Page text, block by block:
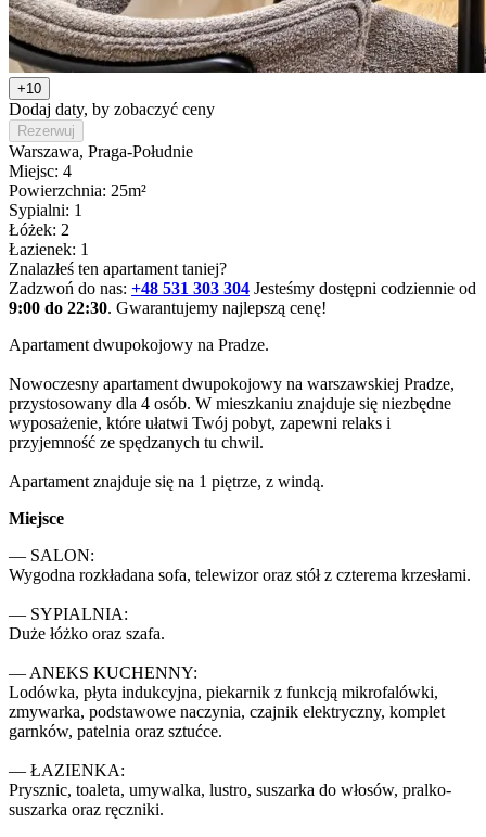
+10
Dodaj daty, by zobaczyć ceny
Rezerwuj
Warszawa, Praga-Południe
Miejsc: 4
Powierzchnia: 25m²
Sypialni: 1
Łóżek: 2
Łazienek: 1
Znalazłeś ten apartament taniej?
Zadzwoń do nas: +48 531 303 304 Jesteśmy dostępni codziennie od
9:00 do 22:30. Gwarantujemy najlepszą cenę!
Apartament dwupokojowy na Pradze.
Nowoczesny apartament dwupokojowy na warszawskiej Pradze,
przystosowany dla 4 osób. W mieszkaniu znajduje się niezbędne
wyposażenie, które ułatwi Twój pobyt, zapewni relaks i
przyjemność ze spędzanych tu chwil.
Apartament znajduje się na 1 piętrze, z windą.
Miejsce
— SALON:
Wygodna rozkładana sofa, telewizor oraz stół z czterema krzesłami.
— SYPIALNIA:
Duże łóżko oraz szafa.
— ANEKS KUCHENNY:
Lodówka, płyta indukcyjna, piekarnik z funkcją mikrofalówki,
zmywarka, podstawowe naczynia, czajnik elektryczny, komplet
garnków, patelnia oraz sztućce.
— ŁAZIENKA:
Prysznic, toaleta, umywalka, lustro, suszarka do włosów, pralko-
suszarka oraz ręczniki.